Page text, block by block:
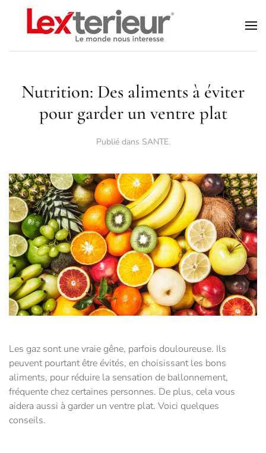
Accéder au contenu principal
Nutrition: Des aliments à éviter
pour garder un ventre plat
Publié dans SANTE.
Les gaz sont une vraie gêne, parfois douloureuse. Ils
peuvent pourtant être évités, en choisissant les bons
aliments, pour réduire la sensation de ballonnement,
fréquente chez certaines personnes. De plus, cela vous
aidera aussi à garder un ventre plat. Voici quelques
conseils.